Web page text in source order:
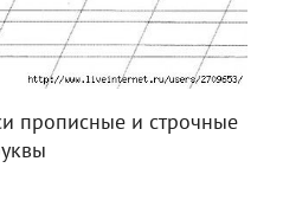
прописные и строчные